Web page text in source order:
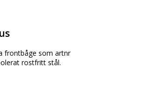
frontbåge som artnr
rostfritt stål.